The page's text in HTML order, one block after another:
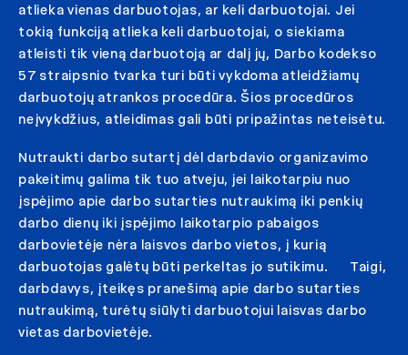
atlieka vienas darbuotojas, ar keli darbuotojai. Jei
tokią funkciją atlieka keli darbuotojai, o siekiama
atleisti tik vieną darbuotoją ar dalį jų, Darbo kodekso
57 straipsnio tvarka turi būti vykdoma atleidžiamų
darbuotojų atrankos procedūra. Šios procedūros
neįvykdžius, atleidimas gali būti pripažintas neteisėtu.
Nutraukti darbo sutartį dėl darbdavio organizavimo
pakeitimų galima tik tuo atveju, jei laikotarpiu nuo
įspėjimo apie darbo sutarties nutraukimą iki penkių
darbo dienų iki įspėjimo laikotarpio pabaigos
darbovietėje nėra laisvos darbo vietos, į kurią
darbuotojas galėtų būti perkeltas jo sutikimu. Taigi,
darbdavys, įteikęs pranešimą apie darbo sutarties
nutraukimą, turėtų siūlyti darbuotojui laisvas darbo
vietas darbovietėje.